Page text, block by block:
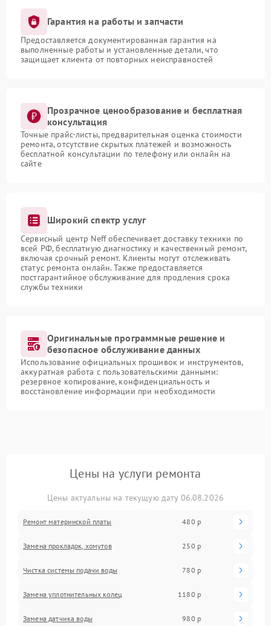
Гарантия на работы и запчасти
Предоставляется документированная гарантия на
выполненные работы и установленные детали, что
защищает клиента от повторных неисправностей
Прозрачное ценообразование и бесплатная
консультация
Точные прайс-листы, предварительная оценка стоимости
ремонта, отсутствие скрытых платежей и возможность
бесплатной консультации по телефону или онлайн на
сайте
Широкий спектр услуг
Сервисный центр Neff обеспечивает доставку техники по
всей РФ, бесплатную диагностику и качественный ремонт,
включая срочный ремонт. Клиенты могут отслеживать
статус ремонта онлайн. Также предоставляется
постгарантийное обслуживание для продления срока
службы техники
Оригинальные программные решение и
безопасное обслуживание данных
Использование официальных прошивок и инструментов,
аккуратная работа с пользовательскими данными:
резервное копирование, конфиденциальность и
восстановление информации при необходимости
Цены на услуги ремонта
Цены актуальны на текущую дату 06.08.2026
Ремонт материнской платы 480 р
Замена прокладок, хомутов 250 р
Чистка системы подачи воды 780 р
Замена уплотнительных колец 1180 р
Замена датчика воды 980 р